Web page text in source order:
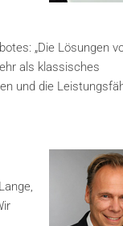
„Die Lösungen
als klassisches
und die